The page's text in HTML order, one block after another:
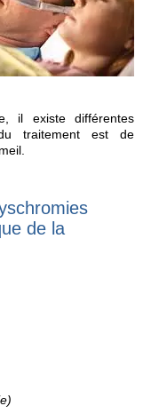
il existe différentes
traitement est de
de la